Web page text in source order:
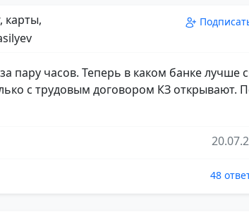
карты,
пару часов. Теперь в каком банке лучше
с трудовым договором КЗ открывают.
48